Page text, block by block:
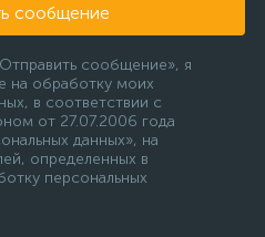
сообщение
сообщение», я
на обработку моих
в соответствии с
от 27.07.2006 года
данных», на
определенных в
персональных